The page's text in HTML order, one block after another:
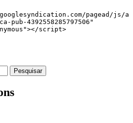
pagead/js/a
pub-4392558285797506"
script>